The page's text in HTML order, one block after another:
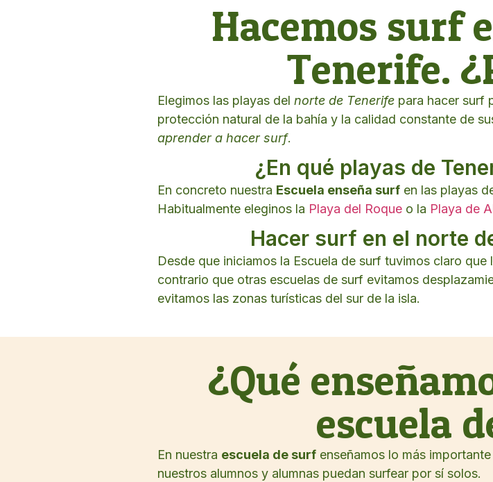
Hacemos surf
Tenerife.
Elegimos las playas del norte de Tenerife para hacer surf
protección natural de la bahía y la calidad constante de
aprender a hacer surf.
¿En qué playas de
En concreto nuestra Escuela enseña surf en las playas
Habitualmente eleginos la Playa del Roque o la Playa de
Hacer surf en el norte
Desde que iniciamos la Escuela de surf tuvimos claro
contrario que otras escuelas de surf evitamos
evitamos las zonas turísticas del sur de la isla.
¿Qué
escuela
En nuestra escuela de surf enseñamos lo más
nuestros alumnos y alumnas puedan surfear por sí solos.